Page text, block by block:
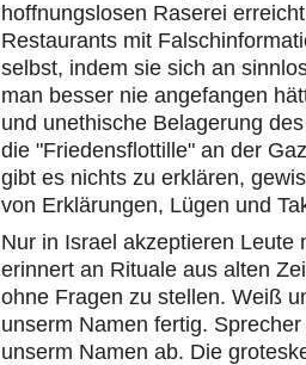
hoffnungslosen Raserei
Restaurants mit
selbst, indem sie sich an
man besser nie angefangen
und unethische Belagerung
die "Friedensflottille" an der
gibt es nichts zu erklären,
von Erklärungen, Lügen und
Nur in Israel akzeptieren Leute
erinnert an Rituale aus alten
ohne Fragen zu stellen. Weiß
unserm Namen fertig.
unserm Namen ab. Die